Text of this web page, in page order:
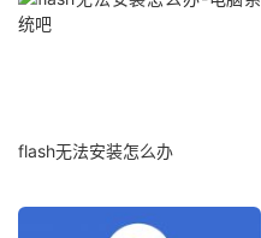
flash无法安装怎么办